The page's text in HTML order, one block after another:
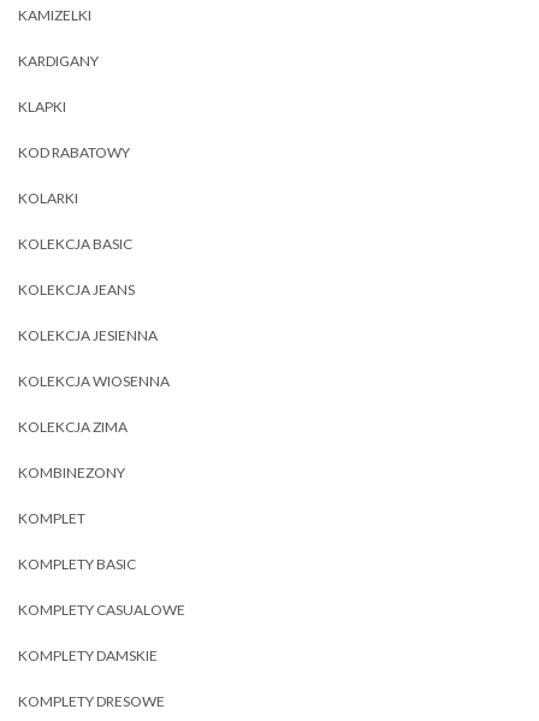
KAMIZELKI
KARDIGANY
KLAPKI
KOD RABATOWY
KOLARKI
KOLEKCJA BASIC
KOLEKCJA JEANS
KOLEKCJA JESIENNA
KOLEKCJA WIOSENNA
KOLEKCJA ZIMA
KOMBINEZONY
KOMPLET
KOMPLETY BASIC
KOMPLETY CASUALOWE
KOMPLETY DAMSKIE
KOMPLETY DRESOWE